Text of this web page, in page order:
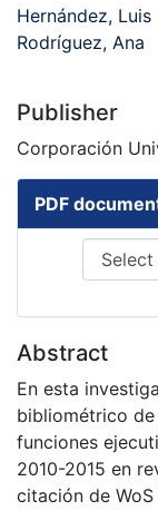
Hernández, Luis
Rodríguez, Ana
Publisher
Corporación
PDF
Abstract
En esta
bibliométrico
funciones
2010-2015 en
citación de WoS